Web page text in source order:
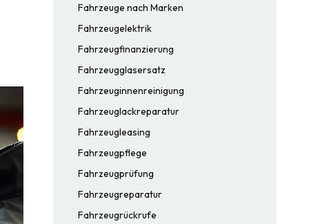
Fahrzeuge nach Marken
Fahrzeugelektrik
Fahrzeugfinanzierung
Fahrzeugglasersatz
Fahrzeuginnenreinigung
Fahrzeuglackreparatur
Fahrzeugleasing
Fahrzeugpflege
Fahrzeugprüfung
Fahrzeugreparatur
Fahrzeugrückrufe